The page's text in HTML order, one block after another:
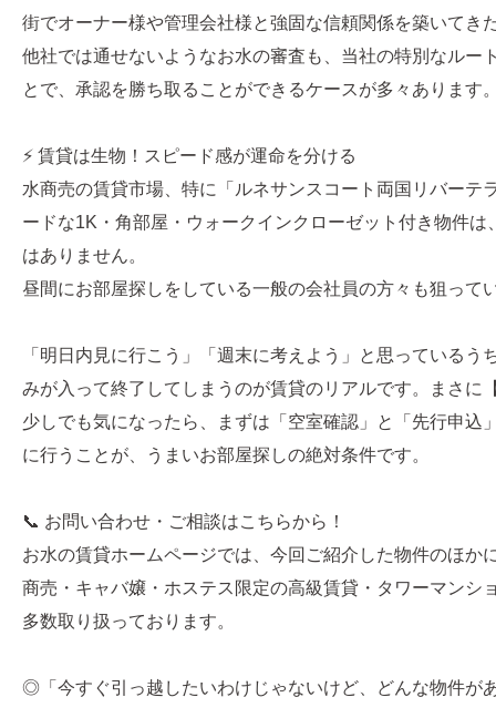
街でオーナー様や管理会社様と強固な信頼関係を築いてき
他社では通せないようなお水の審査も、当社の特別なルー
とで、承認を勝ち取ることができるケースが多々あります
⚡ 賃貸は生物！スピード感が運命を分ける
水商売の賃貸市場、特に「ルネサンスコート両国リバーテ
ードな1K・角部屋・ウォークインクローゼット付き物件は
はありません。
昼間にお部屋探しをしている一般の会社員の方々も狙って
「明日内見に行こう」「週末に考えよう」と思っているう
みが入って終了してしまうのが賃貸のリアルです。まさに
少しでも気になったら、まずは「空室確認」と「先行申込
に行うことが、うまいお部屋探しの絶対条件です。
📞 お問い合わせ・ご相談はこちらから！
お水の賃貸ホームページでは、今回ご紹介した物件のほか
商売・キャバ嬢・ホステス限定の高級賃貸・タワーマンシ
多数取り扱っております。
◎「今すぐ引っ越したいわけじゃないけど、どんな物件が